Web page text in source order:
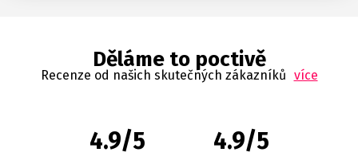
Děláme to poctivě
Recenze od našich skutečných zákazníků více
4.9/5 4.9/5